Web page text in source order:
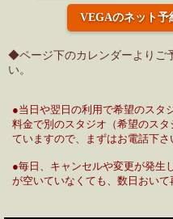
VEGAのネット予
◆ページ下のカレンダーよりご
い。
●当日や翌日の利用で希望のスタ
料金で別のスタジオ（希望のス
ていますので、まずはお電話下さ
●毎日、キャンセルや変更が発生
が空いていなくても、数日おいて